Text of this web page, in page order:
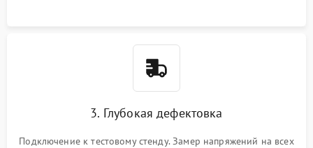
3. Глубокая дефектовка
Подключение к тестовому стенду. Замер напряжений на всех